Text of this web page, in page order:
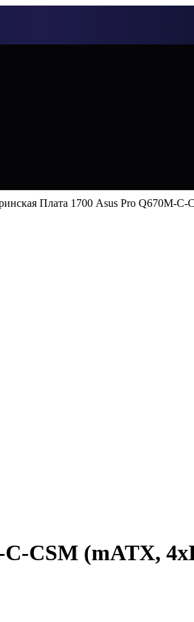
Плата 1700 Asus Pro Q670M-
CSM (mATX,